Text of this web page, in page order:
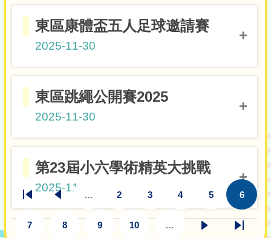
繪畫組 小學P.3至P.4組 大灣區（粵港澳
區）冠軍
區）金獎
少
繪畫組 小學P.3至P.4組 大灣區（粵港澳
區）金獎
繪畫組 小學P.3至P.4組 香港及澳門區冠軍
3D鄧梓
繪畫組 小學P.3至P.4組 香港及澳門區亞軍
3C吳嘉
東區康體盃五人足球邀請賽
2025-11-30
U8金盃組亞軍
2B吳彥鋒
2C張瀚元
2C梁子謙
3A馮凱勤
3A連希霖
東區跳繩公開賽2025
2025-11-30
4 x 30單車接力速度賽-公開組-混合
組12-14歲冠軍
30秒前繩速度挑戰賽-公開組-女子組
11歲季軍
6B鄭
朗芝
第23屆小六學術精英大挑戰
2025-11-29
6B何依晴
Pagination
First
Previous
…
頁
2
頁
3
頁
4
頁
5
目
6
頁
7
頁
8
頁
9
頁
10 …
下
Last